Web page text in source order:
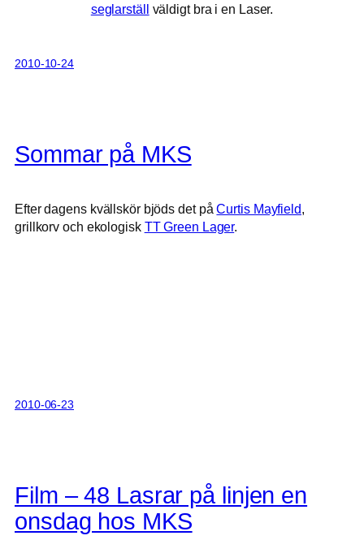
seglarställ väldigt bra i en Laser.
2010-10-24
Sommar på MKS
Efter dagens kvällskör bjöds det påCurtis Mayfield,
grillkorv och ekologisk TT Green Lager.
2010-06-23
Film – 48 Lasrar på linjen en
onsdag hos MKS